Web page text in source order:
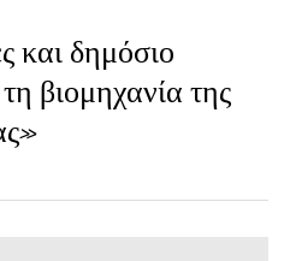
και δημόσιο
βιομηχανία της